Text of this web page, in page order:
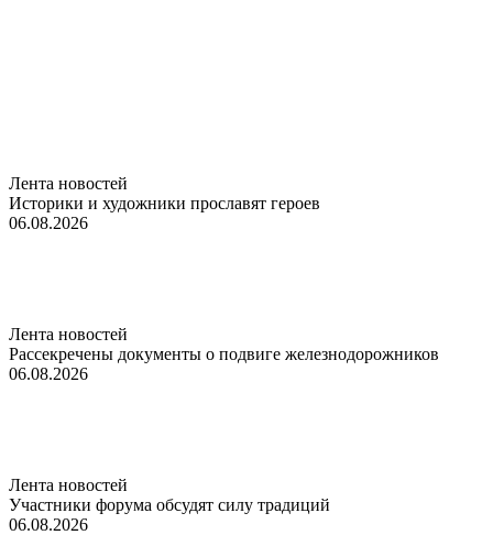
Лента новостей
Историки и художники прославят героев
06.08.2026
Лента новостей
Рассекречены документы о подвиге железнодорожников
06.08.2026
Лента новостей
Участники форума обсудят силу традиций
06.08.2026